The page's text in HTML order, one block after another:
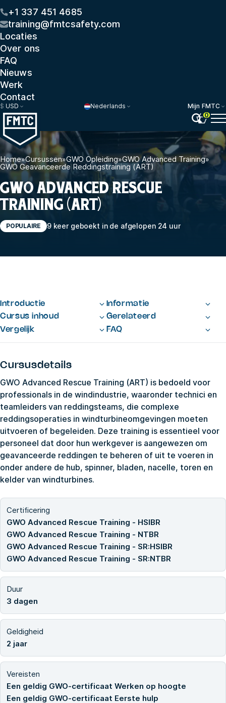
+1 337 451 4685
training@fmtcsafety.com
Locaties
Over ons
FAQ
Nieuws
Werk
Contact
$ USD Nederlands
Mijn FMTC
0
Home»Cursussen»GWO Opleiding»GWO Advanced Training»
GWO Geavanceerde Reddingstraining (ART)
GWO ADVANCED RESCUE
TRAINING (ART)
POPULAIRE 9 keer geboekt in de afgelopen 24 uur
Introductie
Informatie
Cursus inhoud
Gerelateerd
Vergelijk
FAQ
Cursusdetails
GWO Advanced Rescue Training (ART) is bedoeld voor
professionals in de windindustrie, waaronder technici en
teamleiders van reddingsteams, die complexe
reddingsoperaties in windturbineomgevingen moeten
uitvoeren of begeleiden. Deze training is essentieel voor
personeel dat door hun werkgever is aangewezen om
geavanceerde reddingen te beheren of uit te voeren in
onder andere de hub, spinner, bladen, nacelle, toren en
kelder van windturbines.
Certificering
GWO Advanced Rescue Training - HSIBR
GWO Advanced Rescue Training - NTBR
GWO Advanced Rescue Training - SR:HSIBR
GWO Advanced Rescue Training - SR:NTBR
Duur
3 dagen
Geldigheid
2 jaar
Vereisten
Een geldig GWO-certificaat Werken op hoogte
Een geldig GWO-certificaat Eerste hulp